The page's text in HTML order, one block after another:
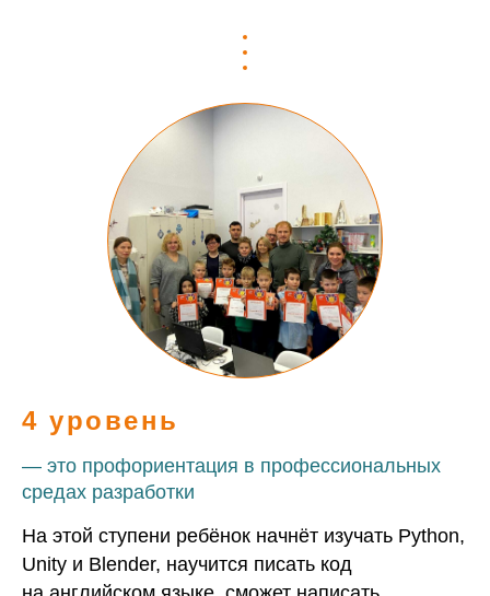
4 уровень
— это профориентация в профессиональных
средах разработки
На этой ступени ребёнок начнёт изучать Python,
Unity и Blender, научится писать код